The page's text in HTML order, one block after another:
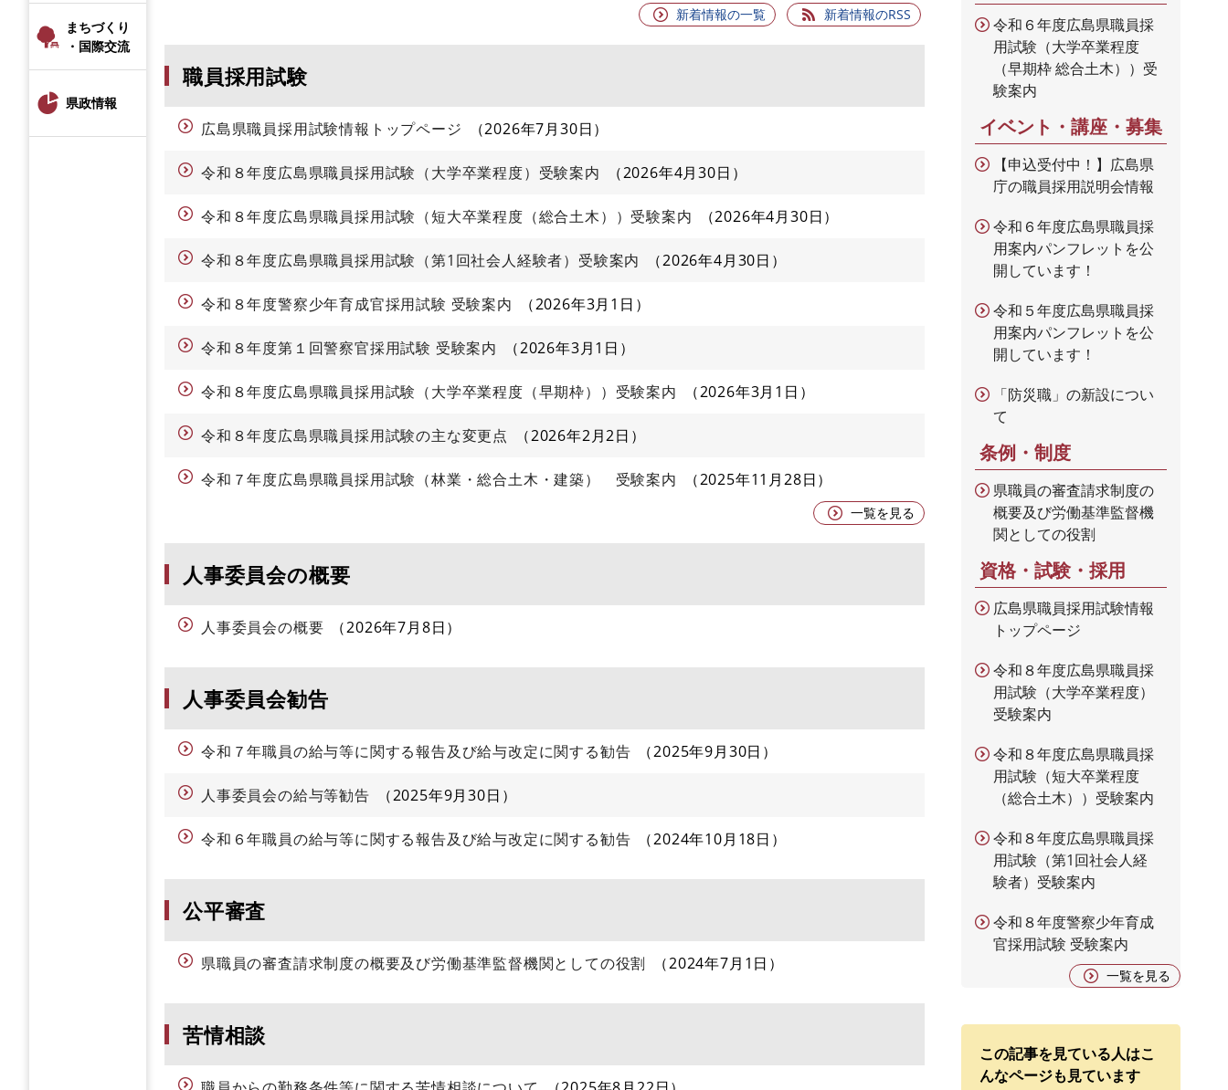
まちづくり
・国際交流
県政情報
新着情報の一覧 新着情報のRSS
職員採用試験
広島県職員採用試験情報トップページ 2026年7月30日
令和８年度広島県職員採用試験（大学卒業程度）受験案内 2026年4月30日
令和８年度広島県職員採用試験（短大卒業程度（総合土木））受験案内 2026年4月30日
令和８年度広島県職員採用試験（第1回社会人経験者）受験案内 2026年4月30日
令和８年度警察少年育成官採用試験 受験案内 2026年3月1日
令和８年度第１回警察官採用試験 受験案内 2026年3月1日
令和８年度広島県職員採用試験（大学卒業程度（早期枠））受験案内 2026年3月1日
令和８年度広島県職員採用試験の主な変更点 2026年2月2日
令和７年度広島県職員採用試験（林業・総合土木・建築） 受験案内 2025年11月28日
一覧を見る
人事委員会の概要
人事委員会の概要 2026年7月8日
人事委員会勧告
令和７年職員の給与等に関する報告及び給与改定に関する勧告 2025年9月30日
人事委員会の給与等勧告 2025年9月30日
令和６年職員の給与等に関する報告及び給与改定に関する勧告 2024年10月18日
公平審査
県職員の審査請求制度の概要及び労働基準監督機関としての役割 2024年7月1日
苦情相談
令和６年度広島県職員採
用試験（大学卒業程度
（早期枠 総合土木））受
験案内
イベント・講座・募集
【申込受付中！】広島県
庁の職員採用説明会情報
令和６年度広島県職員採
用案内パンフレットを公
開しています！
令和５年度広島県職員採
用案内パンフレットを公
開しています！
「防災職」の新設につい
て
条例・制度
県職員の審査請求制度の
概要及び労働基準監督機
関としての役割
資格・試験・採用
広島県職員採用試験情報
トップページ
令和８年度広島県職員採
用試験（大学卒業程度）
受験案内
令和８年度広島県職員採
用試験（短大卒業程度
（総合土木））受験案内
令和８年度広島県職員採
用試験（第1回社会人経
験者）受験案内
令和８年度警察少年育成
官採用試験 受験案内
一覧を見る
この記事を見ている人はこ
んなページも見ています